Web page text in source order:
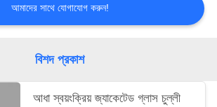
আমাদের সাথে যোগাযোগ করুন!
বিশদ প্রকাশ
আধা স্বয়ংক্রিয় জ্যাকেটেড গ্লাস চুল্লী